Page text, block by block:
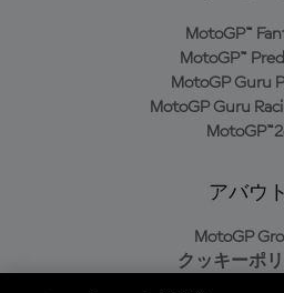
MotoGP™
MotoGP™
MotoGP Guru
MotoGP Guru
アバウト
MotoGP
クッキーポ